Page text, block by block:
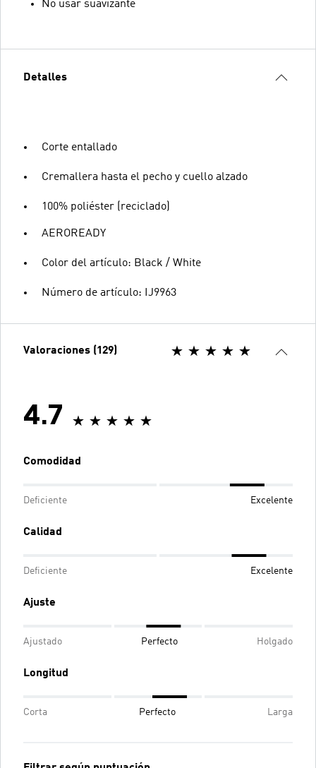
No usar suavizante
Detalles
Corte entallado
Cremallera hasta el pecho y cuello alzado
100% poliéster (reciclado)
AEROREADY
Color del artículo: Black / White
Número de artículo: IJ9963
Valoraciones (129)
4.7
Comodidad
Deficiente Excelente
Calidad
Deficiente Excelente
Ajuste
Ajustado Perfecto Holgado
Longitud
Corta Perfecto Larga